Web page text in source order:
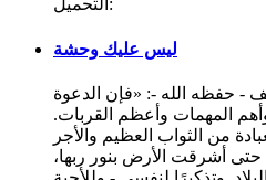
التحميل:
ليس عليك وحشة
حفظه الله -: «فإن الدعوة
المهمات وأعظم القربات.
من الثواب العظيم والأجر
حتى أشرقت الأرض بنور ربها،